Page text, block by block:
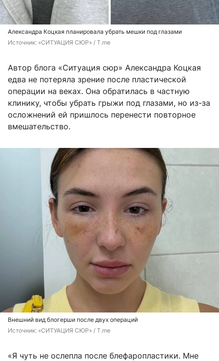
Александра Коцкая планировала убрать мешки под глазами
Источник: «СИТУАЦИЯ СЮР» / T.me
Автор блога «Ситуация сюр» Александра Коцкая
едва не потеряла зрение после пластической
операции на веках. Она обратилась в частную
клинику, чтобы убрать грыжи под глазами, но из-за
осложнений ей пришлось перенести повторное
вмешательство.
Внешний вид блогерши после двух операций
Источник: «СИТУАЦИЯ СЮР» / T.me
«Я чуть не ослепла после блефаропластики. Мне